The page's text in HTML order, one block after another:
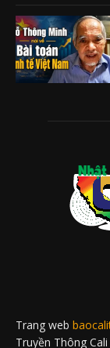
Trang web
Truyền Thông